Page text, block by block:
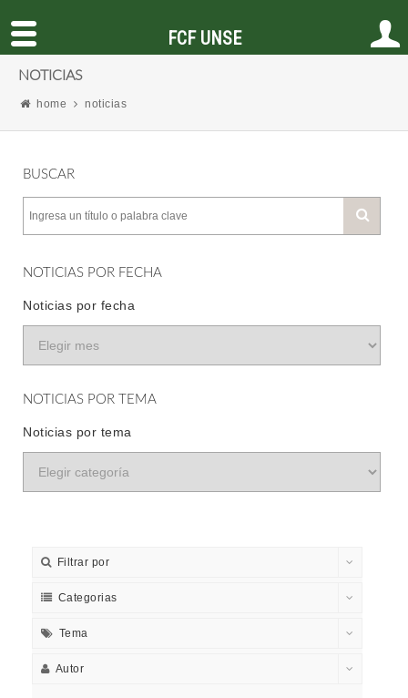
NOTICIAS
home noticias
BUSCAR
NOTICIAS POR FECHA
Noticias por fecha
NOTICIAS POR TEMA
Noticias por tema
Filtrar por
Categorias
Tema
Autor
FCF UNSE